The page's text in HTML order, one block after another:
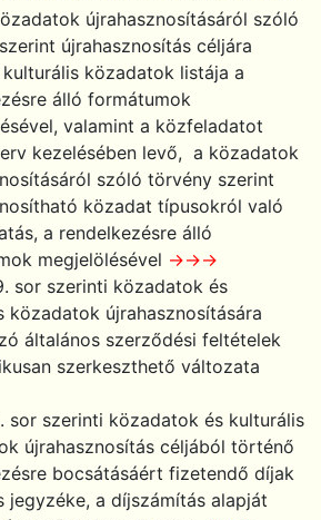
újrahasznosításáról szóló
újrahasznosítás céljára
közadatok listája a
álló formátumok
valamint a közfeladatot
kezelésében levő, a közadatok
szóló törvény szerint
közadat típusokról való
a rendelkezésre álló
megjelölésével →→→
sor szerinti közadatok és
közadatok újrahasznosítására
általános szerződési feltételek
szerkeszthető változata
sor szerinti közadatok és kulturális
újrahasznosítás céljából történő
bocsátásáért fizetendő díjak
jegyzéke, a díjszámítás alapját